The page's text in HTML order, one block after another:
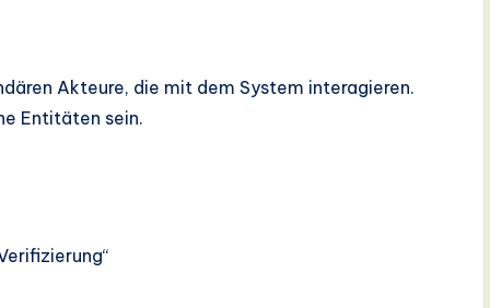
Akteure, die mit dem System interagieren.
Entitäten sein.